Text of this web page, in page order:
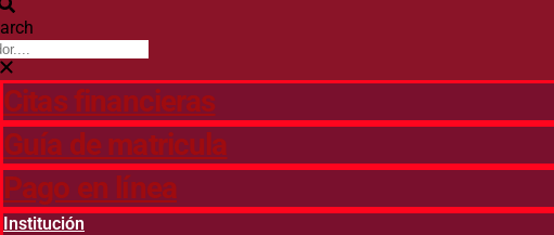
Citas financieras
Guía de matricula
Pago en línea
Institución